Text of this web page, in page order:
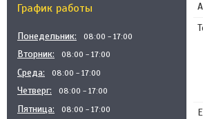
График работы
Понедельник 08:00 17:00
Вторник 08:00 17:00
Среда 08:00 17:00
Четверг 08:00 17:00
Пятница 08:00 17:00